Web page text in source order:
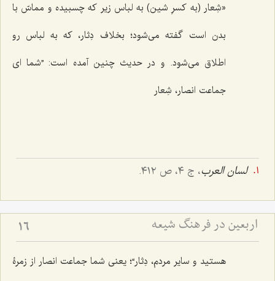
«شِعار (به کسرِ شین) به لباس زیر که چسبیده و مماسّ با
بدن است گفته می‌شود؛ بخلاف دِثار، که به لباس رو
اطلاق می‌شود. و در حدیث چنین آمده است: ”شما ای
جماعت انصار، شِعار
لسان العرب، ج ٤، ص ٤١٢.
اربعین در فرهنگ شیعه 16
هستید و سایر مردم، دِثار“؛ یعنی شما جماعت انصار از زمرۀ